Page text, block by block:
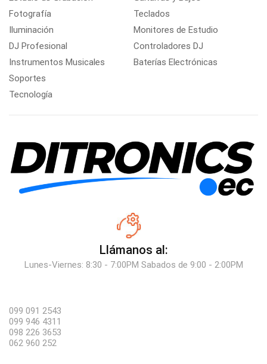
Fotografía
Iluminación
DJ Profesional
Instrumentos Musicales
Soportes
Tecnología
Teclados
Monitores de Estudio
Controladores DJ
Baterías Electrónicas
Llámanos al:
Lunes-Viernes: 8:30 - 7:00PM Sabados de 9:00 - 2:00PM
099 091 2543
099 946 4311
098 226 3653
062 960 252